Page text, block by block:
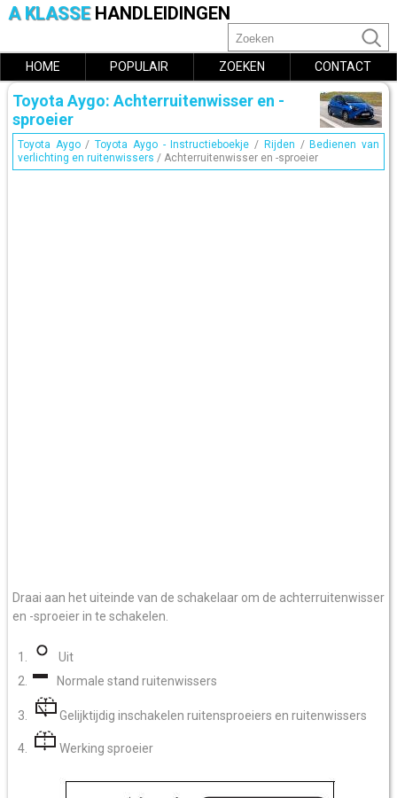
A KLASSE HANDLEIDINGEN
HOME POPULAIR ZOEKEN CONTACT
Toyota Aygo: Achterruitenwisser en -
sproeier
Toyota Aygo/Toyota Aygo - Instructieboekje / Rijden / Bedienen van
verlichting en ruitenwissers / Achterruitenwisser en -sproeier
Draai aan het uiteinde van de schakelaar om de achterruitenwisser
en -sproeier in te schakelen.
Uit
Normale stand ruitenwissers
Gelijktijdig inschakelen ruitensproeiers en ruitenwissers
Werking sproeier